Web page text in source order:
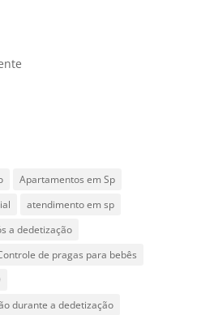
Apartamentos em Sp
atendimento em sp
a dedetização
de pragas para bebês
durante a dedetização